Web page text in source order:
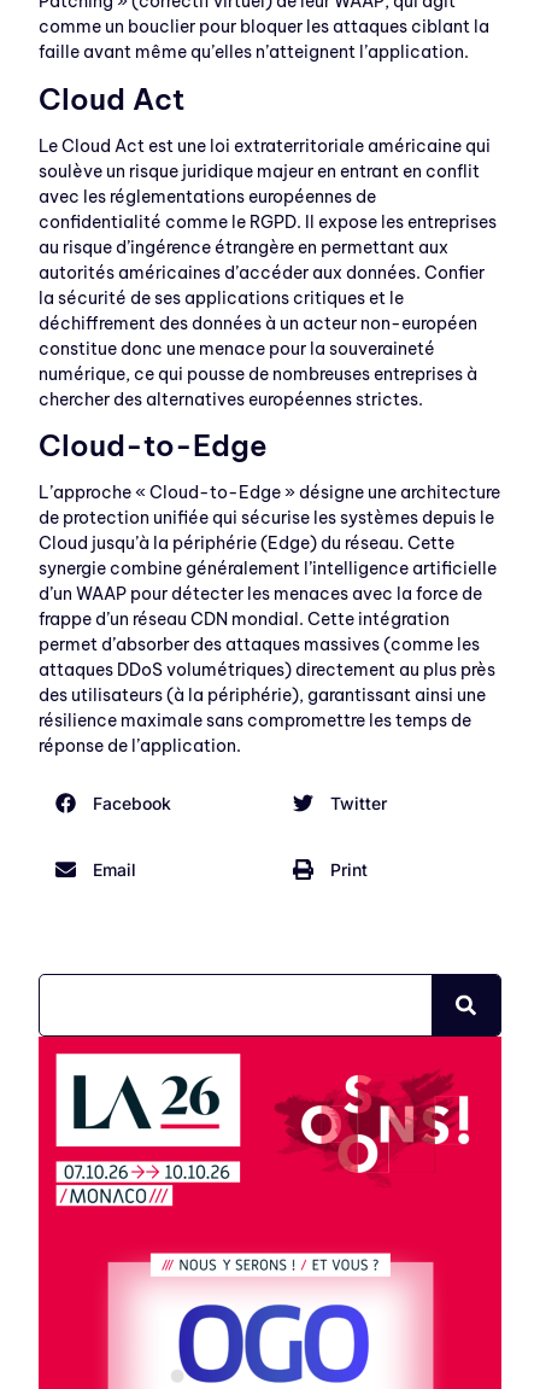
comme un bouclier pour bloquer les attaques ciblant la
faille avant même qu’elles n’atteignent l’application.
Cloud Act
Le Cloud Act est une loi extraterritoriale américaine qui
soulève un risque juridique majeur en entrant en conflit
avec les réglementations européennes de
confidentialité comme le RGPD. Il expose les entreprises
au risque d’ingérence étrangère en permettant aux
autorités américaines d’accéder aux données. Confier
la sécurité de ses applications critiques et le
déchiffrement des données à un acteur non-européen
constitue donc une menace pour la souveraineté
numérique, ce qui pousse de nombreuses entreprises à
chercher des alternatives européennes strictes.
Cloud-to-Edge
L’approche « Cloud-to-Edge » désigne une architecture
de protection unifiée qui sécurise les systèmes depuis le
Cloud jusqu’à la périphérie (Edge) du réseau. Cette
synergie combine généralement l’intelligence artificielle
d’un WAAP pour détecter les menaces avec la force de
frappe d’un réseau CDN mondial. Cette intégration
permet d’absorber des attaques massives (comme les
attaques DDoS volumétriques) directement au plus près
des utilisateurs (à la périphérie), garantissant ainsi une
résilience maximale sans compromettre les temps de
réponse de l’application.
Facebook Twitter
Email Print